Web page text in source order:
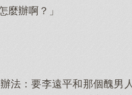
麼辦啊？」
法：要李遠平和那個醜男